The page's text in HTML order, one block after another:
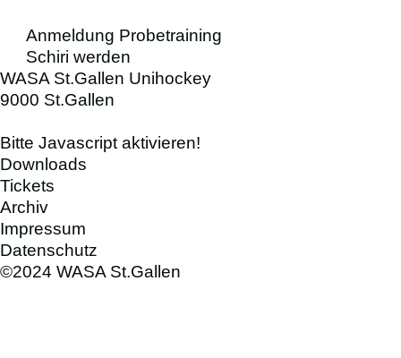
Anmeldung Probetraining
Schiri werden
WASA St.Gallen Unihockey
9000 St.Gallen
Bitte Javascript aktivieren!
Downloads
Tickets
Archiv
Impressum
Datenschutz
©2024 WASA St.Gallen